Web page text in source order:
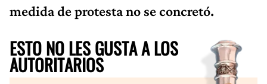
medida de protesta no se concretó.
ESTO NO LES GUSTA A LOS
AUTORITARIOS